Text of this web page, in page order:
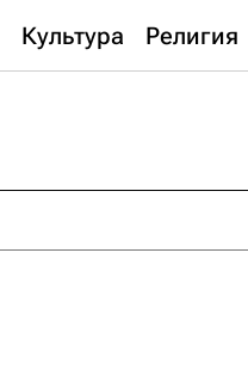
Культура Религия